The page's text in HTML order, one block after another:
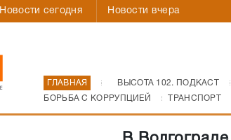
Новости сегодня Новости вчера
ГЛАВНАЯ ВЫСОТА 102. ПОДКАСТ
БОРЬБА С КОРРУПЦИЕЙ
ТРАНСПОРТ